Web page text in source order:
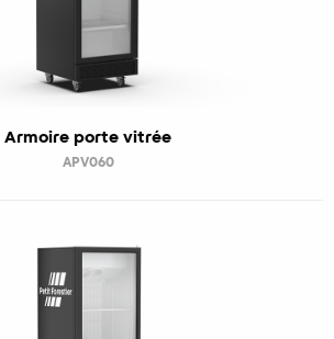
Armoire porte vitrée
APV060